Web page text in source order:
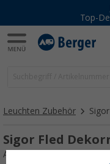
Top-
Leuchten Zubehör
Sigor Fled
Art.-Nr.: 198047